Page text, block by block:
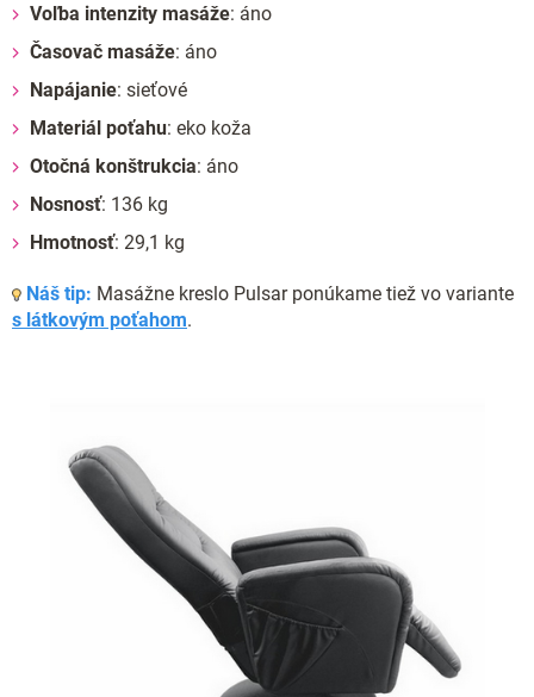
Voľba intenzity masáže: áno
Časovač masáže: áno
Napájanie: sieťové
Materiál poťahu: eko koža
Otočná konštrukcia: áno
Nosnosť: 136 kg
Hmotnosť: 29,1 kg
Náš tip: Masážne kreslo Pulsar ponúkame tiež vo variante
s látkovým poťahom.